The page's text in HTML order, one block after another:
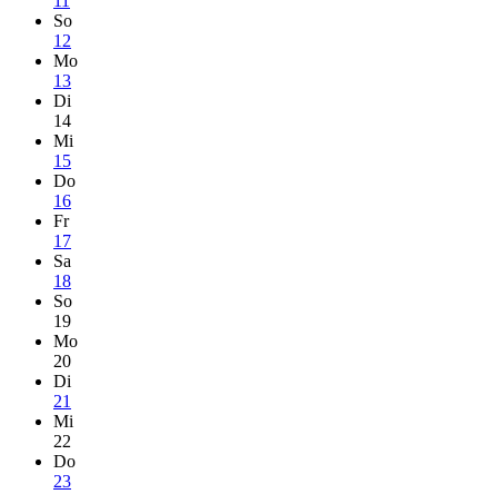
So
12
Mo
13
Di
14
Mi
15
Do
16
Fr
17
Sa
18
So
19
Mo
20
Di
21
Mi
22
Do
23